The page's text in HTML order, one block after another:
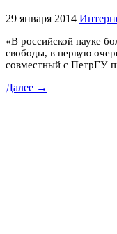
29 января 2014
«В российской науке
свободы, в первую
совместный с ПетрГУ
Далее →